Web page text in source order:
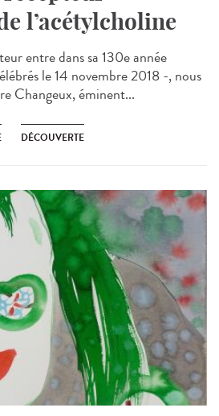
l’acétylcholine
entre dans sa 130e année
le 14 novembre 2018 -, nous
Changeux, éminent...
DÉCOUVERTE